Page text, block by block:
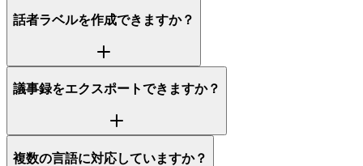
話者ラベルを作成できますか？
議事録をエクスポートできますか？
複数の言語に対応していますか？